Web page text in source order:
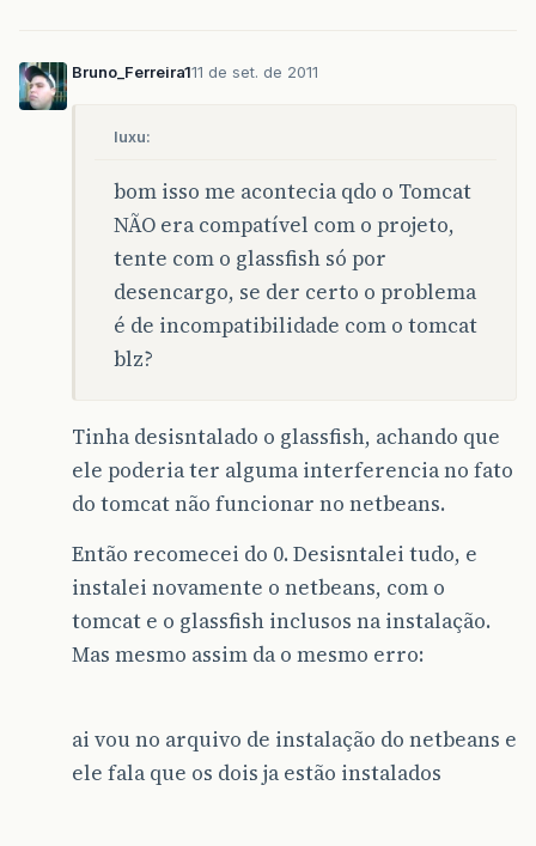
Bruno_Ferreira111 de set. de 2011
luxu:
bom isso me acontecia qdo o Tomcat
NÃO era compatível com o projeto,
tente com o glassfish só por
desencargo, se der certo o problema
é de incompatibilidade com o tomcat
blz?
Tinha desisntalado o glassfish, achando que
ele poderia ter alguma interferencia no fato
do tomcat não funcionar no netbeans.
Então recomecei do 0. Desisntalei tudo, e
instalei novamente o netbeans, com o
tomcat e o glassfish inclusos na instalação.
Mas mesmo assim da o mesmo erro:
ai vou no arquivo de instalação do netbeans e
ele fala que os dois ja estão instalados